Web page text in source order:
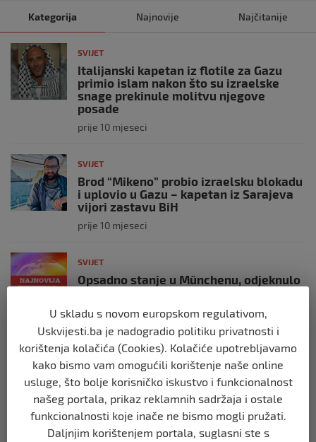
Kategorija Najnovije Najčitanije
SVIJET
Italijanski kapetan iz flotile za Gazu
primio islam nakon što su izraelske
snage prekinule molitvu njegove
posade
prije 10 mjeseci
SVIJET
Brod “Mikeno” probio izraelsku blokadu
i uplovio u Gazu – kapetan iz Sarajeva
vijori zastavu BiH
prije 10 mjeseci
SVIJET
Opsadno stanje u Münchenu, odjeknulo
Putin: Spremni smo vojno uzvratiti
Zapadu
prije 11 mjeseci
U skladu s novom europskom regulativom,
Uskvijesti.ba je nadogradio politiku privatnosti i
korištenja kolačića (Cookies). Kolačiće upotrebljavamo
kako bismo vam omogućili korištenje naše online
usluge, što bolje korisničko iskustvo i funkcionalnost
našeg portala, prikaz reklamnih sadržaja i ostale
funkcionalnosti koje inače ne bismo mogli pružati.
Daljnjim korištenjem portala, suglasni ste s